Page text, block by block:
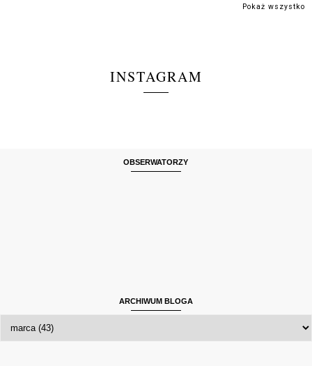
Pokaż wszystko
INSTAGRAM
OBSERWATORZY
ARCHIWUM BLOGA